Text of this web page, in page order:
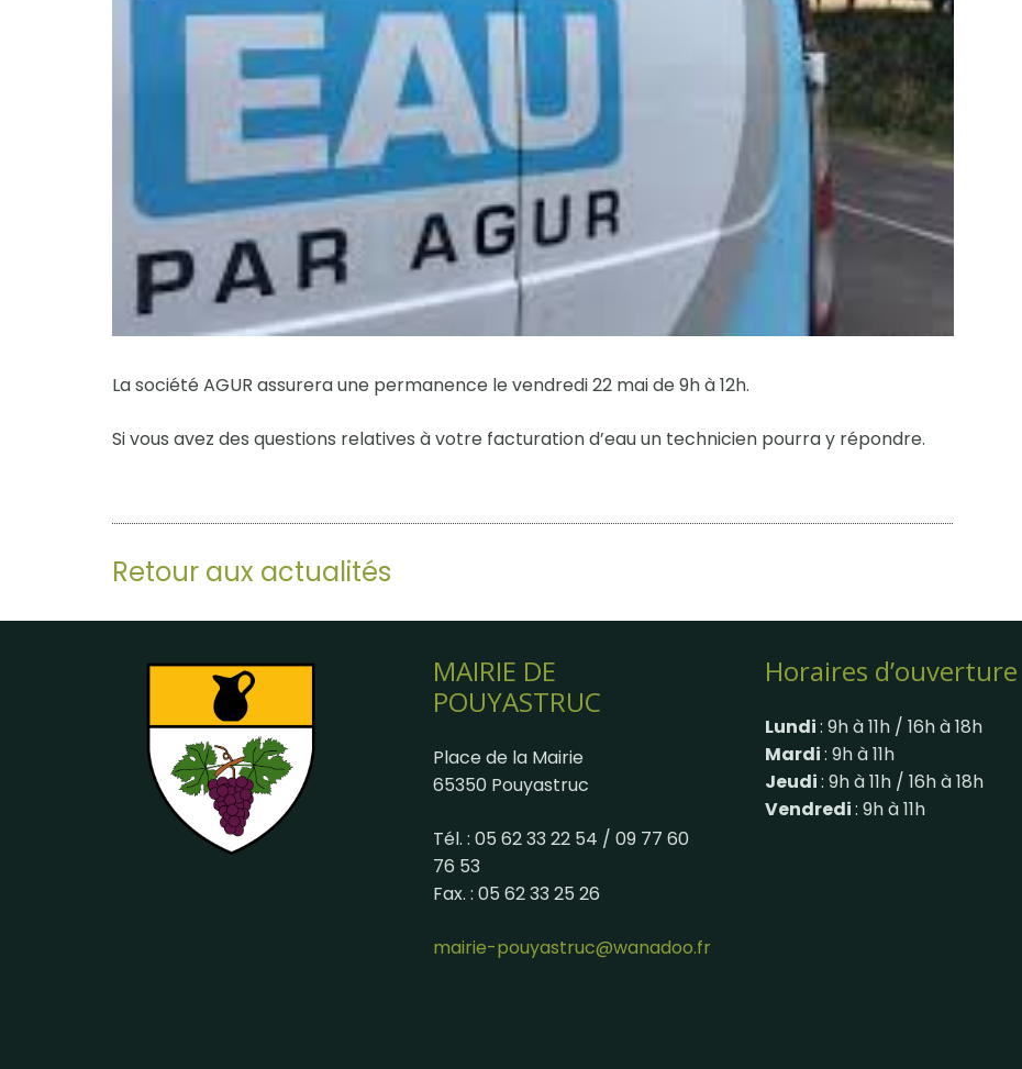
La société AGUR assurera une permanence le vendredi 22 mai de 9h à 12h.
Si vous avez des questions relatives à votre facturation d’eau un technicien pourra y répondre.
Retour aux actualités
MAIRIE DE
POUYASTRUC
Place de la Mairie
65350 Pouyastruc
Tél. : 05 62 33 22 54 / 09 77 60
76 53
Fax. : 05 62 33 25 26
mairie-pouyastruc@wanadoo.fr
Horaires d’ouverture
Lundi: 9h à 11h / 16h à 18h
Mardi: 9h à 11h
Jeudi: 9h à 11h / 16h à 18h
Vendredi: 9h à 11h